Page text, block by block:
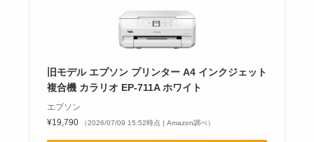
旧モデル エプソン プリンター A4 インクジェット
複合機 カラリオ EP-711A ホワイト
エプソン
¥19,790
（2026/07/09 15:52時点 | Amazon調べ）